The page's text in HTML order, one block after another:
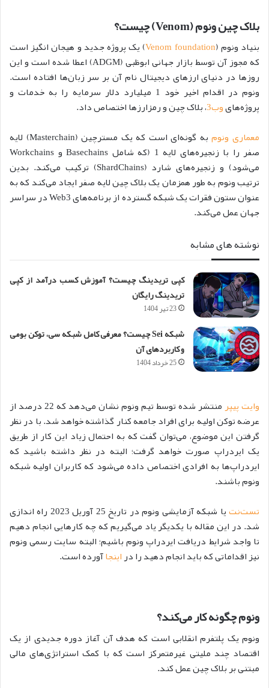
بلاک چین ونوم (Venom) چیست؟
بنیاد ونوم (Venom foundation) یک پروژه جدید و هیجان انگیز است
که مجوز آن توسط بازار جهانی ابوظبی (ADGM) اعطا شده است و این
روزها در دنیای ارزهای دیجیتال نام آن بر سر زبان‌ها افتاده است.
ونوم در اقدام اخیر خود 1 میلیارد دلار سرمایه را به خدمات و
پروژه‌هایوب3 ، بلاک چین و رمزارزها اختصاص داد.
معماری ونوم
به گونه‌ای است که یک مسترچین (Masterchain) لایه
صفر را با زنجیره‌های لایه 1 (که شامل Basechains و Workchains
می‌شود) و زنجیره‌های شارد (ShardChains) ترکیب می‌کند. بدین
ترتیب ونوم به طور همزمان یک بلاک چین لایه صفر ایجاد می‌کند که به
عنوان ستون فقرات یک شبکه گسترده از برنامه‌های Web3 در سراسر
جهان عمل می‌کند.
نوشته های مشابه
کپی تریدینگ چیست؟ آموزش کسب درآمد از کپی
تریدینگ رایگان
23 تیر 1404
شبکه Sei چیست؟ معرفی کامل شبکه سی، توکن بومی
و کاربردهای آن
25 خرداد 1404
وایت پیپر
منتشر شده توسط تیم ونوم نشان می‌دهد که 22 درصد از
عرضه توکن اولیه برای افراد جامعه کنار گذاشته خواهد شد. با در نظر
گرفتن این موضوع، می‌توان گفت که به احتمال زیاد این کار از طریق
یک ایردراپ صورت خواهد گرفت؛ البته در نظر داشته باشید که
ایردراپ‌ها به افرادی اختصاص داده می‌شود که کاربران اولیه شبکه
ونوم باشند.
تست‌نت
یا شبکه آزمایشی ونوم در تاریخ 25 آوریل 2023 راه اندازی
شد. در این مقاله با یکدیگر یاد می‌گیریم که چه کارهایی انجام دهیم
تا واجد شرایط دریافت ایردراپ ونوم باشیم؛ البته سایت رسمی ونوم
نیز اقداماتی که باید انجام دهید را دراینجاآورده است.
ونوم چگونه کار می‌کند؟
ونوم یک پلتفرم انقلابی است که هدف آن آغاز دوره جدیدی از یک
اقتصاد چند ملیتی غیرمتمرکز است که با کمک استراتژی‌های مالی
مبتنی بر بلاک چین عمل کند.